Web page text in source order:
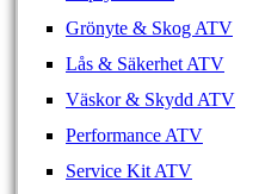
Grönyte & Skog ATV
Lås & Säkerhet ATV
Väskor & Skydd ATV
Performance ATV
Service Kit ATV